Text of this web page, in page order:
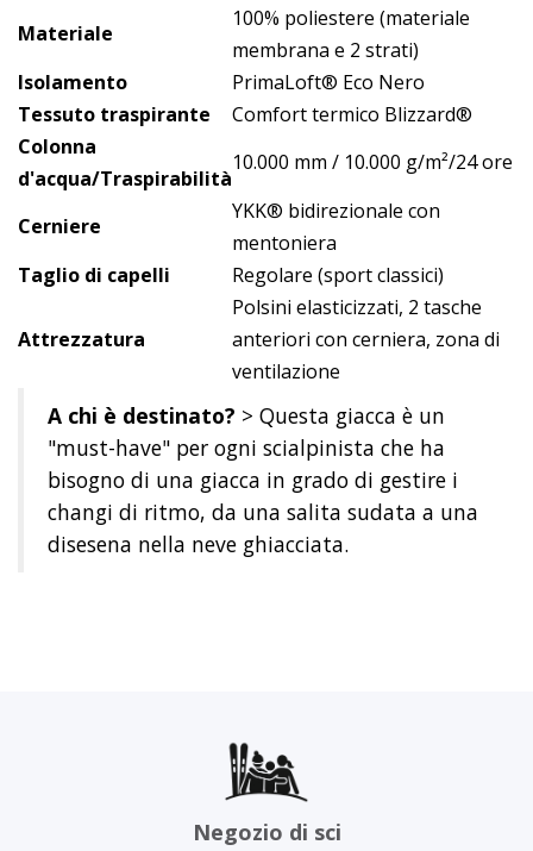
Materiale
100% poliestere (materiale
membrana e 2 strati)
Isolamento
PrimaLoft® Eco Nero
Tessuto traspirante
Comfort termico Blizzard®
Colonna
d'acqua/Traspirabilità
10.000 mm / 10.000 g/m²/24 ore
Cerniere
YKK® bidirezionale con
mentoniera
Taglio di capelli
Regolare (sport classici)
Attrezzatura
Polsini elasticizzati, 2 tasche
anteriori con cerniera, zona di
ventilazione
A chi è destinato? > Questa giacca è un
"must-have" per ogni scialpinista che ha
bisogno di una giacca in grado di gestire i
changi di ritmo, da una salita sudata a una
disesena nella neve ghiacciata.
Negozio di sci